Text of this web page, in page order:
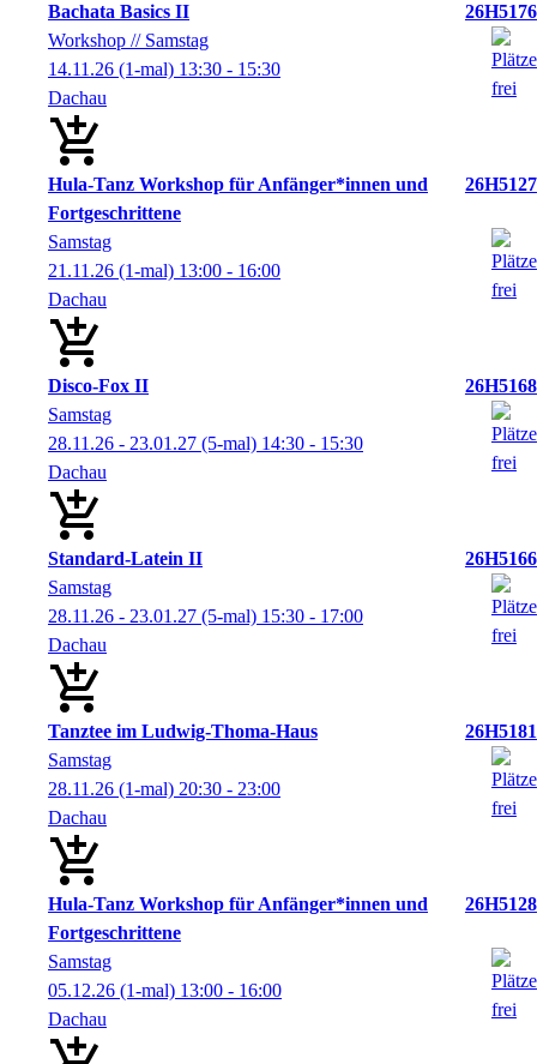
Bachata Basics II
26H5176
Workshop // Samstag
14.11.26 (1-mal) 13:30 - 15:30
Dachau
Hula-Tanz Workshop für Anfänger*innen und
Fortgeschrittene
26H5127
Samstag
21.11.26 (1-mal) 13:00 - 16:00
Dachau
Disco-Fox II
26H5168
Samstag
28.11.26 - 23.01.27 (5-mal) 14:30 - 15:30
Dachau
Standard-Latein II
26H5166
Samstag
28.11.26 - 23.01.27 (5-mal) 15:30 - 17:00
Dachau
Tanztee im Ludwig-Thoma-Haus
26H5181
Samstag
28.11.26 (1-mal) 20:30 - 23:00
Dachau
Hula-Tanz Workshop für Anfänger*innen und
Fortgeschrittene
26H5128
Samstag
05.12.26 (1-mal) 13:00 - 16:00
Dachau